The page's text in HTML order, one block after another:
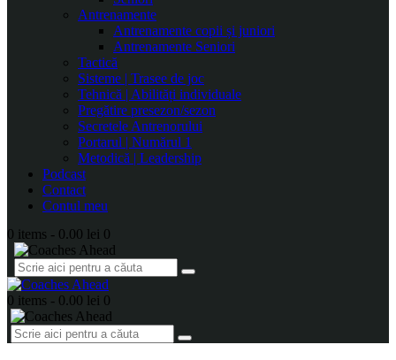
Antrenamente
Antrenamente copii și juniori
Antrenamente Seniori
Tactică
Sisteme | Trasee de joc
Tehnică | Abilități individuale
Pregătire presezon/sezon
Secretele Antrenorului
Portarul | Numărul 1
Metodică | Leadership
Podcast
Contact
Contul meu
0 items - 0.00 lei 0
0 items - 0.00 lei 0